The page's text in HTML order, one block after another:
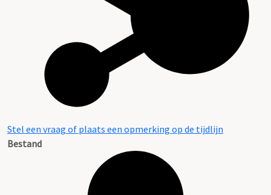
Stel een vraag of plaats een opmerking op de tijdlijn
Bestand